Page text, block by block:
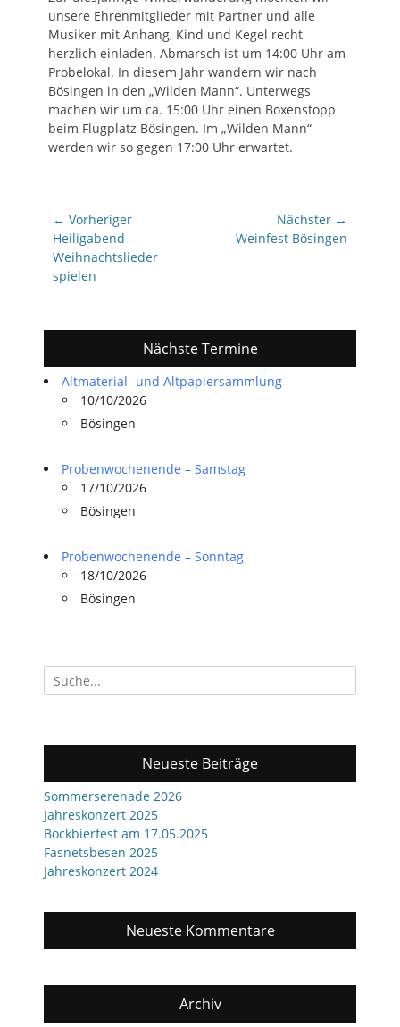
unsere Ehrenmitglieder mit Partner und alle
Musiker mit Anhang, Kind und Kegel recht
herzlich einladen. Abmarsch ist um 14:00 Uhr am
Probelokal. In diesem Jahr wandern wir nach
Bösingen in den „Wilden Mann“. Unterwegs
machen wir um ca. 15:00 Uhr einen Boxenstopp
beim Flugplatz Bösingen. Im „Wilden Mann“
werden wir so gegen 17:00 Uhr erwartet.
Beitragsnavigation
← Vorheriger
Vorheriger
Beitrag:
Heiligabend –
Weihnachtslieder
spielen
Nächster →
NächsterWeinfest Bösingen
Nächste Termine
Altmaterial- und Altpapiersammlung
10/10/2026
Bösingen
Probenwochenende – Samstag
17/10/2026
Bösingen
Probenwochenende – Sonntag
18/10/2026
Bösingen
Suchen
nach:
Neueste Beiträge
Sommerserenade 2026
Jahreskonzert 2025
Bockbierfest am 17.05.2025
Fasnetsbesen 2025
Jahreskonzert 2024
Neueste Kommentare
Archiv